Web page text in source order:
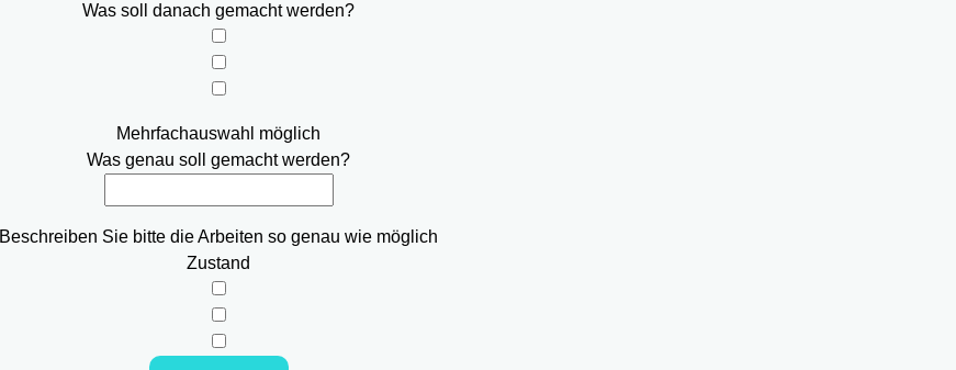
Was soll danach gemacht werden?
Mehrfachauswahl möglich
Was genau soll gemacht werden?
Beschreiben Sie bitte die Arbeiten so genau wie möglich
Zustand